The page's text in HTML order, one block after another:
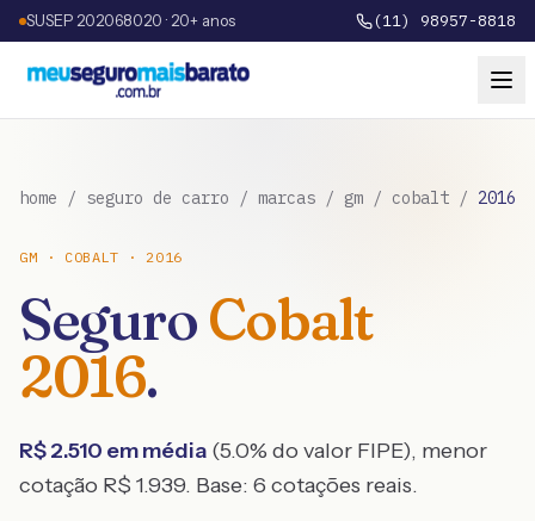
SUSEP 202068020 · 20+ anos (11) 98957-8818
home / seguro de carro / marcas / gm / cobalt / 2016
GM · COBALT · 2016
SeguroCobalt
2016.
R$2.510 em média (5.0% do valor FIPE), menor
cotação R$ 1.939. Base: 6 cotações reais.